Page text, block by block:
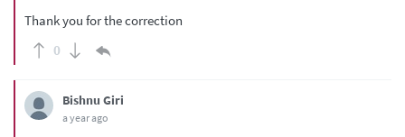
Thank you for the correction
0
Bishnu Giri
a year ago